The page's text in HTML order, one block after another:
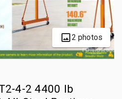
2 photos
4-2 4400 lb